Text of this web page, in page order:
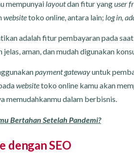
mempunyai layoutdan fitur yanguser
websitetoko online , antara lain; log in,
adalah fitur pembayaran pada
aman, dan mudah digunakan
payment gatewayuntuk
websitetoko online kamu akan
memudahkanmu dalam berbisnis.
Bertahan Setelah Pandemi?
dengan SEO